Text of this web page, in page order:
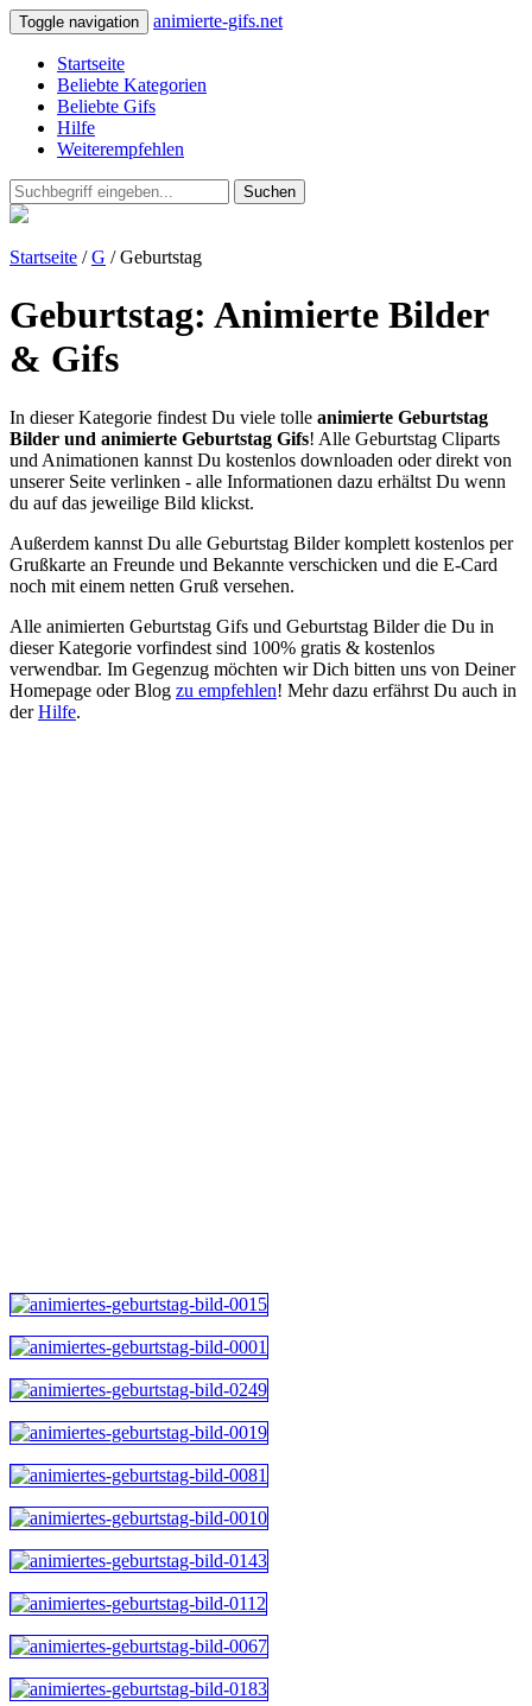
Toggle navigation animierte-gifs.net
Startseite
Beliebte Kategorien
Beliebte Gifs
Hilfe
Weiterempfehlen
Suchen
Startseite /G / Geburtstag
Geburtstag: Animierte Bilder
& Gifs
In dieser Kategorie findest Du viele tolle animierte Geburtstag
Bilder und animierte Geburtstag Gifs! Alle Geburtstag Cliparts
und Animationen kannst Du kostenlos downloaden oder direkt von
unserer Seite verlinken - alle Informationen dazu erhältst Du wenn
du auf das jeweilige Bild klickst.
Außerdem kannst Du alle Geburtstag Bilder komplett kostenlos per
Grußkarte an Freunde und Bekannte verschicken und die E-Card
noch mit einem netten Gruß versehen.
Alle animierten Geburtstag Gifs und Geburtstag Bilder die Du in
dieser Kategorie vorfindest sind 100% gratis & kostenlos
verwendbar. Im Gegenzug möchten wir Dich bitten uns von Deiner
Homepage oder Blog zu empfehlen! Mehr dazu erfährst Du auch in
derHilfe.